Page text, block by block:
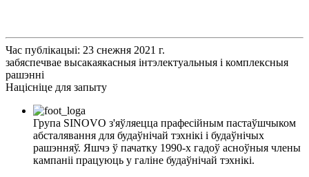
Час публікацыі: 23 снежня 2021 г.
забяспечвае высакаякасныя інтэлектуальныя і комплексныя
рашэнні
Націсніце для запыту
Група SINOVO з'яўляецца прафесійным пастаўшчыком
абсталявання для будаўнічай тэхнікі і будаўнічых
рашэнняў. Яшчэ ў пачатку 1990-х гадоў асноўныя члены
кампаніі працуюць у галіне будаўнічай тэхнікі.